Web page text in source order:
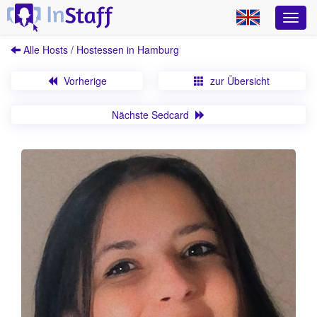
Alle Hosts / Hostessen in Hamburg
Vorherige zur Übersicht
Nächste Sedcard